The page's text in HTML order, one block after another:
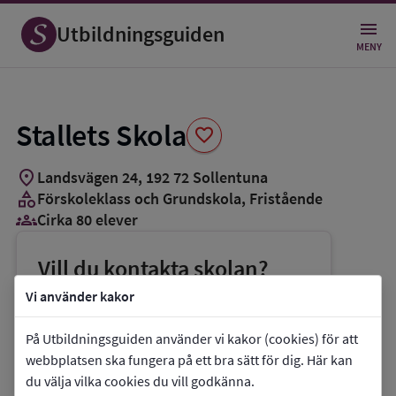
Vi använder kakor
På Utbildningsguiden använder vi kakor (cookies) för att
webbplatsen ska fungera på ett bra sätt för dig. Här kan
du välja vilka cookies du vill godkänna.
Utbildningsguiden MENY
Stallets Skola favorite
Spara
som
favorit
location_on Landsvägen 24, 192 72 Sollentuna
categoryFörskoleklass och Grundskola, Fristående
groups_3Cirka 80 elever
Vill du kontakta skolan?
phoneTelefon:08-12134881
E-post: mia.elvero@stalletsskola.com
link Webbplats:Stallets Skola